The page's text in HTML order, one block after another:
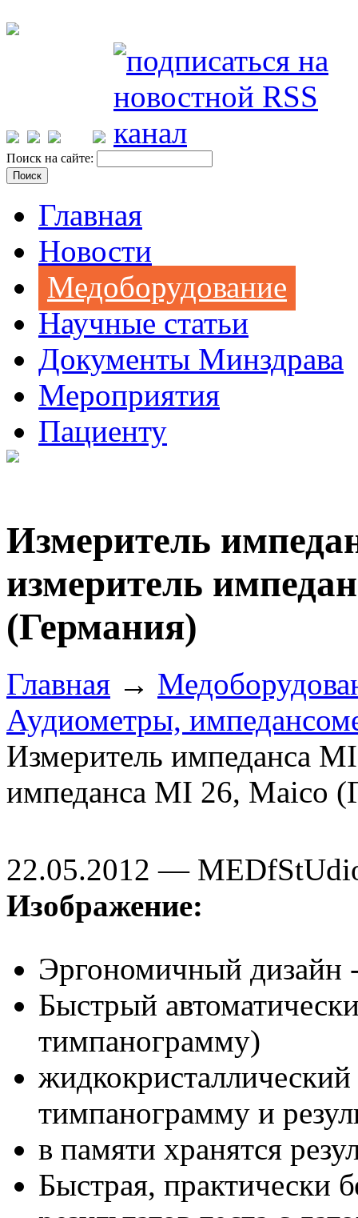
Поиск на сайте:
Главная
Новости
Медоборудование
Научные статьи
Документы Минздрава
Мероприятия
Пациенту
Измеритель
измеритель
(Германия)
Главная →
Аудиометры,
Измеритель импеданса
импеданса MI 26, Maico
22.05.2012 —
Изображение:
Эргономичный дизайн -
Быстрый
тимпанограмму)
тимпанограмму и
в памяти хранятся
Быстрая, практически